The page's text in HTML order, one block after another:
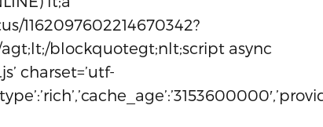
1162097602214670342?
agt;lt;/blockquotegt;nlt;script async
charset=’utf-